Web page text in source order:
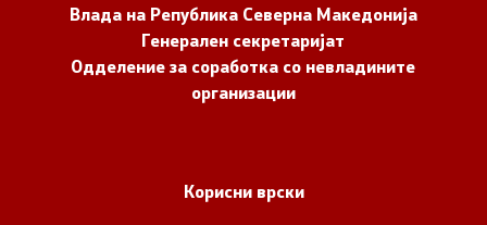
Влада на Република Северна Македонија
Генерален секретаријат
Одделение за соработка со невладините
организации
Корисни врски